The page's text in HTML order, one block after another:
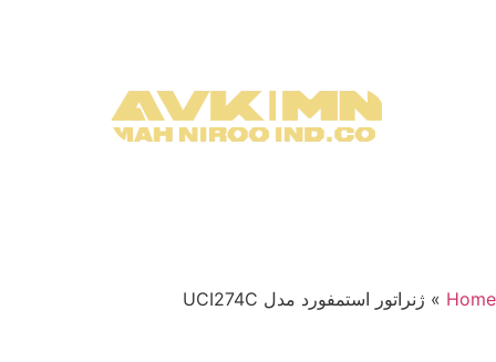
Home
» ژنراتور استمفورد مدل UCI274C